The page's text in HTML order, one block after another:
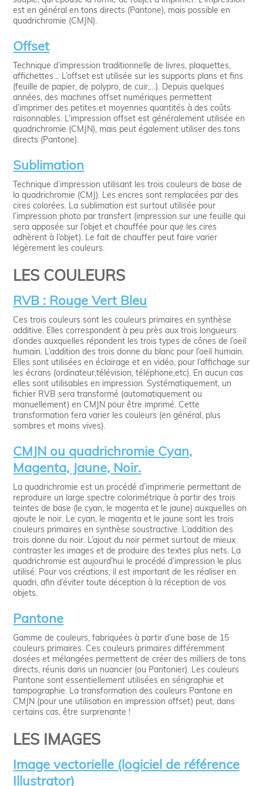
est en général en tons directs (Pantone), mais possible en
quadrichromie (CMJN).
Offset
Technique d’impression traditionnelle de livres, plaquettes,
affichettes… L’offset est utilisée sur les supports plans et fins
(feuille de papier, de polypro, de cuir,…). Depuis quelques
années, des machines offset numériques permettent
d’imprimer des petites et moyennes quantités à des coûts
raisonnables. L’impression offset est généralement utilisée en
quadrichromie (CMJN), mais peut également utiliser des tons
directs (Pantone).
Sublimation
Technique d’impression utilisant les trois couleurs de base de
la quadrichromie (CMJ). Les encres sont remplacées par des
cires colorées. La sublimation est surtout utilisée pour
l’impression photo par transfert (impression sur une feuille qui
sera apposée sur l’objet et chauffée pour que les cires
adhèrent à l’objet). Le fait de chauffer peut faire varier
légèrement les couleurs.
LES COULEURS
RVB : Rouge Vert Bleu
Ces trois couleurs sont les couleurs primaires en synthèse
additive. Elles correspondent à peu près aux trois longueurs
d’ondes auxquelles répondent les trois types de cônes de l’oeil
humain. L’addition des trois donne du blanc pour l’oeil humain.
Elles sont utilisées en éclairage et en vidéo, pour l’affichage sur
les écrans (ordinateur,télévision, téléphone,etc). En aucun cas
elles sont utilisables en impression. Systématiquement, un
fichier RVB sera transformé (automatiquement ou
manuellement) en CMJN pour être imprimé. Cette
transformation fera varier les couleurs (en général, plus
sombres et moins vives).
CMJN ou quadrichromie Cyan,
Magenta, Jaune, Noir.
La quadrichromie est un procédé d’imprimerie permettant de
reproduire un large spectre colorimétrique à partir des trois
teintes de base (le cyan, le magenta et le jaune) auxquelles on
ajoute le noir. Le cyan, le magenta et le jaune sont les trois
couleurs primaires en synthèse soustractive. L’addition des
trois donne du noir. L’ajout du noir permet surtout de mieux
contraster les images et de produire des textes plus nets. La
quadrichromie est aujourd’hui le procédé d’impression le plus
utilisé. Pour vos créations, il est important de les réaliser en
quadri, afin d’éviter toute déception à la réception de vos
objets.
Pantone
Gamme de couleurs, fabriquées à partir d’une base de 15
couleurs primaires. Ces couleurs primaires différemment
dosées et mélangées permettent de créer des milliers de tons
directs, réunis dans un nuancier (ou Pantonier). Les couleurs
Pantone sont essentiellement utilisées en sérigraphie et
tampographie. La transformation des couleurs Pantone en
CMJN (pour une utilisation en impression offset) peut, dans
certains cas, être surprenante !
LES IMAGES
Image vectorielle (logiciel de référence
Illustrator)